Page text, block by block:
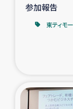
レバノン
参加報告
東ティモ